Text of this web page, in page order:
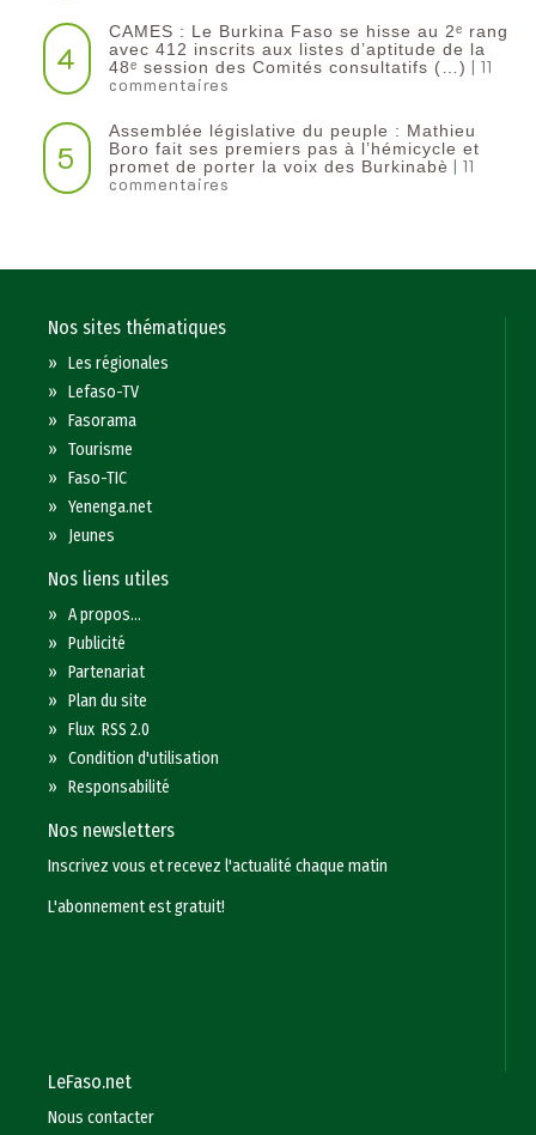
4
CAMES : Le Burkina Faso se hisse au 2ᵉ rang
avec 412 inscrits aux listes d’aptitude de la
48ᵉ session des Comités consultatifs (…) | 11
commentaires
5
Assemblée législative du peuple : Mathieu
Boro fait ses premiers pas à l’hémicycle et
promet de porter la voix des Burkinabè | 11
commentaires
Nos sites thématiques
»Les régionales
»Lefaso-TV
»Fasorama
»Tourisme
»Faso-TIC
»Yenenga.net
» Jeunes
Nos liens utiles
»A propos...
»Publicité
»Partenariat
»Plan du site
»Flux RSS 2.0
»Condition d'utilisation
»Responsabilité
Nos newsletters
Inscrivez vous et recevez l'actualité chaque matin
L'abonnement est gratuit!
LeFaso.net
Nous contacter